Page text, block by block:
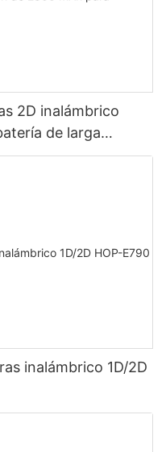
2D inalámbrico
de larga
almacén y logística.
inalámbrico 1D/2D